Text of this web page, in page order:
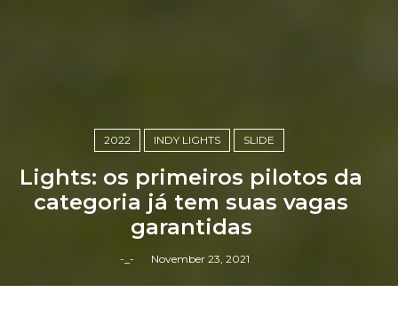
2022 INDY LIGHTS SLIDE
Lights: os primeiros pilotos da
categoria já tem suas vagas
garantidas
-_- November 23, 2021